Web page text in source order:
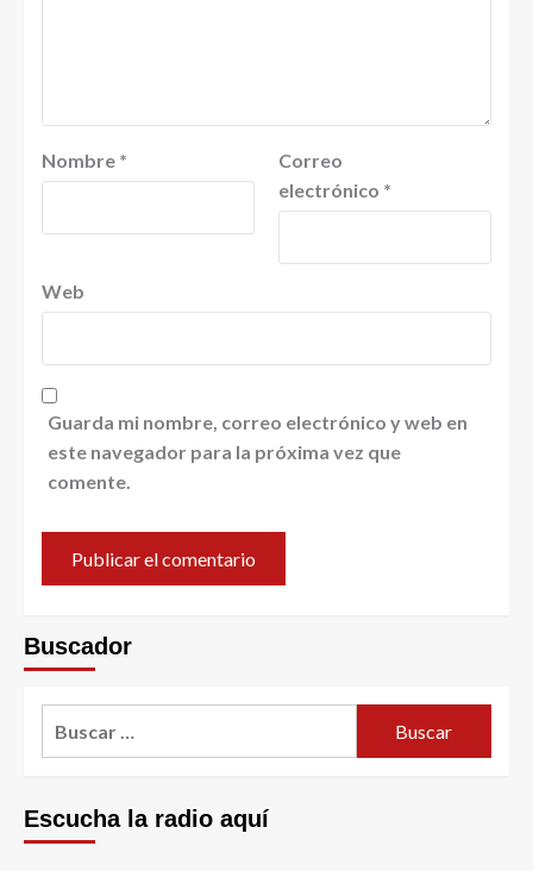
Nombre *
Correo
electrónico *
Web
Guarda mi nombre, correo electrónico y web en
este navegador para la próxima vez que
comente.
Buscador
Escucha la radio aquí